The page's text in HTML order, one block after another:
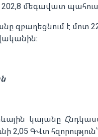
մեգավատ
զբաղեցնում է
կայանը
2,05 ԳՎտ